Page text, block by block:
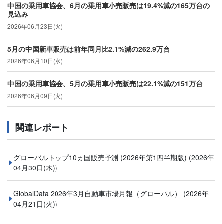
中国の乗用車協会、6月の乗用車小売販売は19.4%減の165万台の
見込み
2026年06月23日(火)
5月の中国新車販売は前年同月比2.1%減の262.9万台
2026年06月10日(水)
中国の乗用車協会、5月の乗用車小売販売は22.1%減の151万台
2026年06月09日(火)
関連レポート
グローバルトップ10ヵ国販売予測 (2026年第1四半期版) (2026年
04月30日(木))
GlobalData 2026年3月自動車市場月報（グローバル） (2026年
04月21日(火))